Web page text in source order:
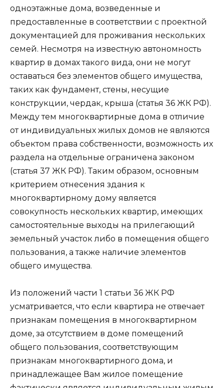
одноэтажные дома, возведенные и
предоставленные в соответствии с проектной
документацией для проживания нескольких
семей. Несмотря на известную автономность
квартир в домах такого вида, они не могут
оставаться без элементов общего имущества,
таких как фундамент, стены, несущие
конструкции, чердак, крыша (статья 36 ЖК РФ).
Между тем многоквартирные дома в отличие
от индивидуальных жилых домов не являются
объектом права собственности, возможность их
раздела на отдельные ограничена законом
(статья 37 ЖК РФ). Таким образом, основным
критерием отнесения здания к
многоквартирному дому является
совокупность нескольких квартир, имеющих
самостоятельные выходы на прилегающий
земельный участок либо в помещения общего
пользования, а также наличие элементов
общего имущества.
Из положений части 1 статьи 36 ЖК РФ
усматривается, что если квартира не отвечает
признакам помещения в многоквартирном
доме, за отсутствием в доме помещений
общего пользования, соответствующим
признакам многоквартирного дома, и
принадлежащее Вам жилое помещение